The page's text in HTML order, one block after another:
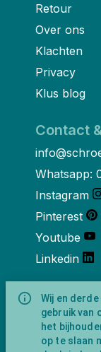
Wij en
gebruik van
het
op te slaan
Retour
Over ons
Klachten
Privacy
Klus blog
Contact
Whatsapp:
Instagram
Pinterest
Youtube
Linkedin
Over ons
Schroef-it